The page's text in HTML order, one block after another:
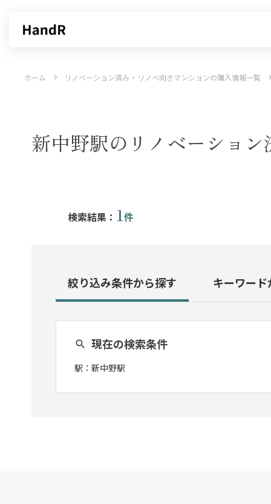
ホーム リノベーション済み・リノベ向きマンションの購入情報一覧
新中野駅のリノベーショ
検索結果： 1件
絞り込み条件から探す キーワード
現在の検索条件
駅： 新中野駅